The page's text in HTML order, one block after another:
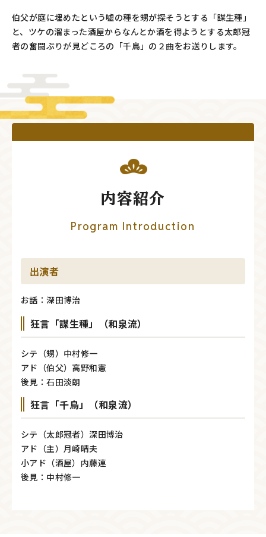
伯父が庭に埋めたという嘘の種を甥が探そうとする「謀生種」
と、ツケの溜まった酒屋からなんとか酒を得ようとする太郎冠
者の奮闘ぶりが見どころの「千鳥」の２曲をお送りします。
内容紹介
Program Introduction
出演者
お話：深田博治
狂言「謀生種」（和泉流）
シテ（甥）中村修一
アド（伯父）高野和憲
後見：石田淡朗
狂言「千鳥」（和泉流）
シテ（太郎冠者）深田博治
アド（主）月崎晴夫
小アド（酒屋）内藤連
後見：中村修一